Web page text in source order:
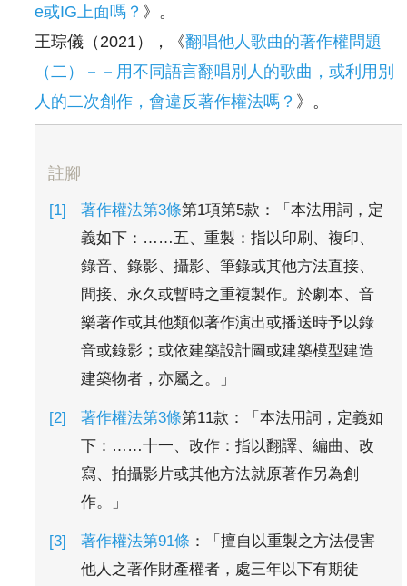
e或IG上面嗎？ 》。
王琮儀（2021），《翻唱他人歌曲的著作權問題
（二）－－用不同語言翻唱別人的歌曲，或利用別
人的二次創作，會違反著作權法嗎？ 》。
註腳
著作權法第3條第1項第5款：「本法用詞，定
義如下：……五、重製：指以印刷、複印、
錄音、錄影、攝影、筆錄或其他方法直接、
間接、永久或暫時之重複製作。於劇本、音
樂著作或其他類似著作演出或播送時予以錄
音或錄影；或依建築設計圖或建築模型建造
建築物者，亦屬之。」
著作權法第3條第11款：「本法用詞，定義如
下：……十一、改作：指以翻譯、編曲、改
寫、拍攝影片或其他方法就原著作另為創
作。」
著作權法第91條 ：「擅自以重製之方法侵害
他人之著作財產權者，處三年以下有期徒